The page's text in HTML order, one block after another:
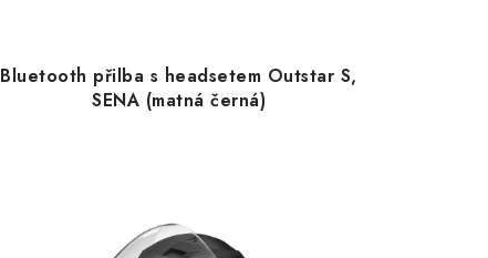
Bluetooth přilba s headsetem Outstar S,
SENA (matná černá)